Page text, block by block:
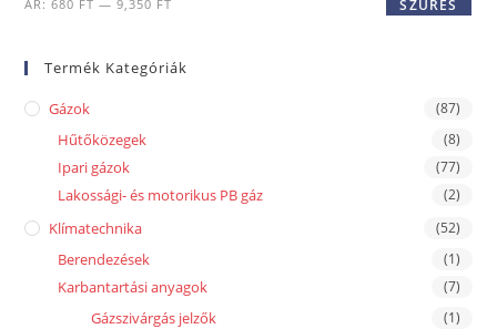
SZŰRÉS
ÁR:680 FT —9,350 FT
Termék Kategóriák
Gázok (87)
Hűtőközegek (8)
Ipari gázok (77)
Lakossági- és motorikus PB gáz (2)
Klímatechnika (52)
Berendezések (1)
Karbantartási anyagok (7)
Gázszivárgás jelzők (1)